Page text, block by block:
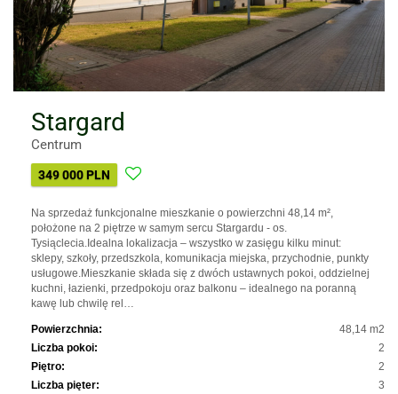
Stargard
Centrum
349 000 PLN
Na sprzedaż funkcjonalne mieszkanie o powierzchni 48,14 m²,
położone na 2 piętrze w samym sercu Stargardu - os.
Tysiąclecia.Idealna lokalizacja – wszystko w zasięgu kilku minut:
sklepy, szkoły, przedszkola, komunikacja miejska, przychodnie, punkty
usługowe.Mieszkanie składa się z dwóch ustawnych pokoi, oddzielnej
kuchni, łazienki, przedpokoju oraz balkonu – idealnego na poranną
kawę lub chwilę rel…
Powierzchnia:
48,14 m2
Liczba pokoi:
2
Piętro:
2
Liczba pięter:
3